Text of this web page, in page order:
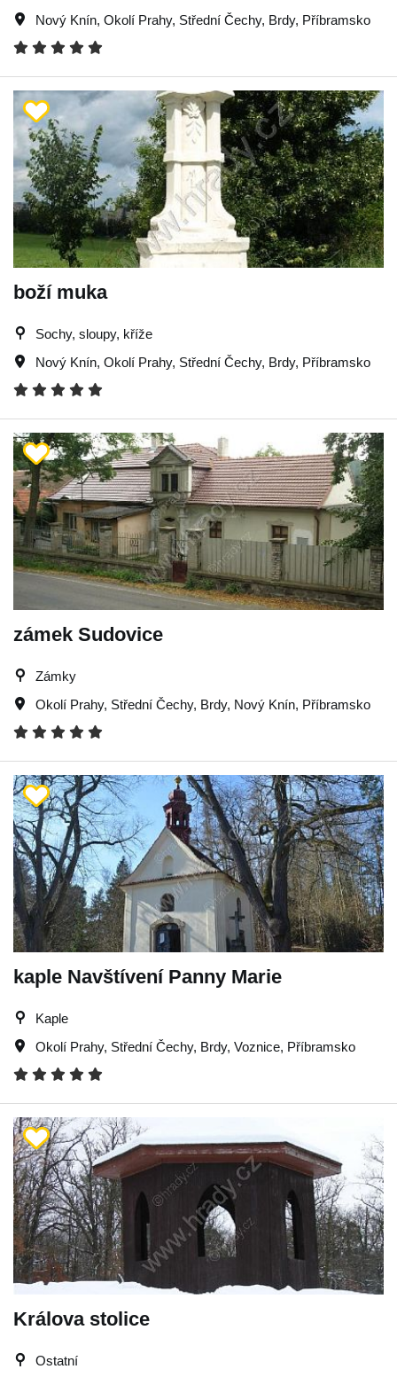
Nový Knín, Okolí Prahy, Střední Čechy, Brdy, Příbramsko
boží muka
Sochy, sloupy, kříže
Nový Knín, Okolí Prahy, Střední Čechy, Brdy, Příbramsko
zámek Sudovice
Zámky
Okolí Prahy, Střední Čechy, Brdy, Nový Knín, Příbramsko
kaple Navštívení Panny Marie
Kaple
Okolí Prahy, Střední Čechy, Brdy, Voznice, Příbramsko
Králova stolice
Ostatní